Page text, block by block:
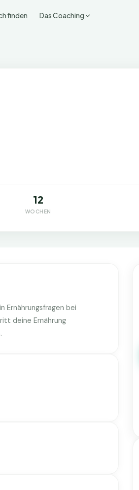
finden Das Coaching
12
WOCHEN
Ernährungsfragen bei
deine Ernährung